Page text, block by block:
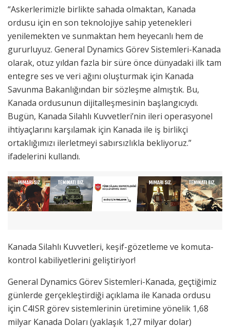
“Askerlerimizle birlikte sahada olmaktan, Kanada
ordusu için en son teknolojiye sahip yetenekleri
yenilemekten ve sunmaktan hem heyecanlı hem de
gururluyuz. General Dynamics Görev Sistemleri-Kanada
olarak, otuz yıldan fazla bir süre önce dünyadaki ilk tam
entegre ses ve veri ağını oluşturmak için Kanada
Savunma Bakanlığından bir sözleşme almıştık. Bu,
Kanada ordusunun dijitalleşmesinin başlangıcıydı.
Bugün, Kanada Silahlı Kuvvetleri’nin ileri operasyonel
ihtiyaçlarını karşılamak için Kanada ile iş birlikçi
ortaklığımızı ilerletmeyi sabırsızlıkla bekliyoruz.”
ifadelerini kullandı.
Kanada Silahlı Kuvvetleri, keşif-gözetleme ve komuta-
kontrol kabiliyetlerini geliştiriyor!
General Dynamics Görev Sistemleri-Kanada, geçtiğimiz
günlerde gerçekleştirdiği açıklama ile Kanada ordusu
için C4ISR görev sistemlerinin üretimine yönelik 1,68
milyar Kanada Doları (yaklaşık 1,27 milyar dolar)